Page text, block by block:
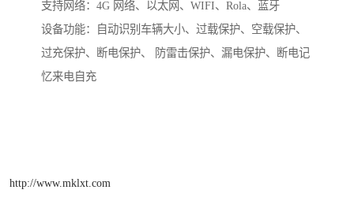
支持网络：4G 网络、以太网、WIFI、Rola、蓝牙
设备功能：自动识别车辆大小、过载保护、空载保护、
过充保护、断电保护、 防雷击保护、漏电保护、断电记
忆来电自充
http://www.mklxt.com